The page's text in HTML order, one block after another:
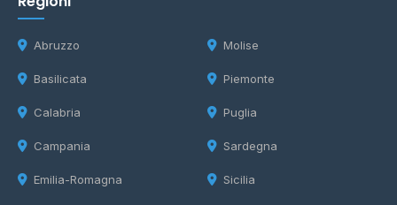
Abruzzo
Basilicata
Calabria
Campania
Emilia-Romagna
Molise
Piemonte
Puglia
Sardegna
Sicilia